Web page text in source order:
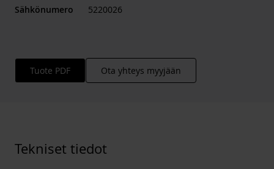
Sähkönumero
5220026
Tuote PDF Ota yhteys myyjään
Tekniset tiedot